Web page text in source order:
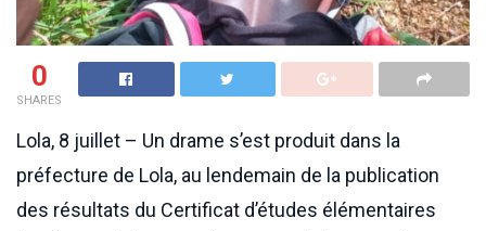
0
SHARES
Lola, 8 juillet – Un drame s’est produit dans la
préfecture de Lola, au lendemain de la publication
des résultats du Certificat d’études élémentaires